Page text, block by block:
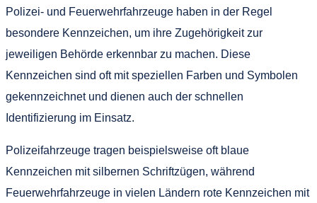
Polizei- und Feuerwehrfahrzeuge haben in der Regel
besondere Kennzeichen, um ihre Zugehörigkeit zur
jeweiligen Behörde erkennbar zu machen. Diese
Kennzeichen sind oft mit speziellen Farben und Symbolen
gekennzeichnet und dienen auch der schnellen
Identifizierung im Einsatz.
Polizeifahrzeuge tragen beispielsweise oft blaue
Kennzeichen mit silbernen Schriftzügen, während
Feuerwehrfahrzeuge in vielen Ländern rote Kennzeichen mit